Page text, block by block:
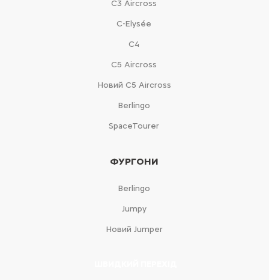
С3 Aircross
C-Elysée
С4
С5 Aircross
Новий С5 Aircross
Berlingo
SpaceTourer
ФУРГОНИ
Berlingo
Jumpy
Новий Jumper